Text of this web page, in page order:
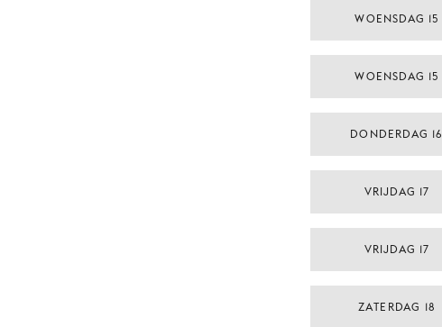
WOENSDAG 15
WOENSDAG 15
DONDERDAG 16
VRIJDAG 17
VRIJDAG 17
ZATERDAG 18